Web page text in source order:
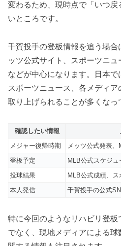
変わるため、現時点で「いつ
いところです。
千賀投手の登板情報を追う場合
ッツ公式サイト、スポーツニ
などが中心になります。日本
スポーツニュース、各メディ
取り上げられることが多くなっ
確認したい情報
メジャー復帰時期
メッツ公式発表
登板予定
MLB公式スケジ
投球結果
MLB公式成績、
本人発信
千賀投手の公式
特に今回のようなリハビリ登
でなく、現地メディアによる